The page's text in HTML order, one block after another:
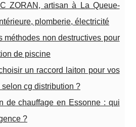
ZORAN, artisan à La Queue-
plomberie, électricité
méthodes non destructives pour
de piscine
un raccord laiton pour vos
cg distribution ?
de chauffage en Essonne : qui
?